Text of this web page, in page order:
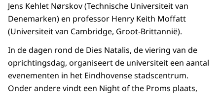
Jens Kehlet Nørskov (Technische Universiteit van
Denemarken) en professor Henry Keith Moffatt
(Universiteit van Cambridge, Groot-Brittannië).
In de dagen rond de Dies Natalis, de viering van de
oprichtingsdag, organiseert de universiteit een aantal
evenementen in het Eindhovense stadscentrum.
Onder andere vindt een Night of the Proms plaats,